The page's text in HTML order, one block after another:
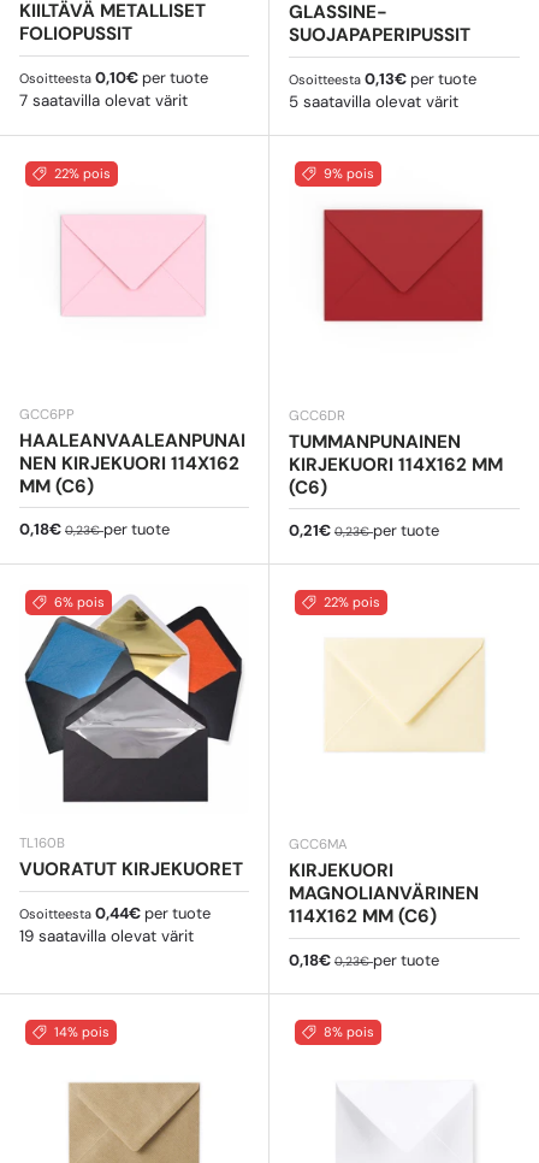
KIILTÄVÄ METALLISET
FOLIOPUSSIT
Normaali hinta
Osoitteesta 0,10€ per tuote
7 saatavilla olevat värit
GLASSINE-
SUOJAPAPERIPUSSIT
Normaali hinta
Osoitteesta 0,13€ per tuote
5 saatavilla olevat värit
22% pois
GCC6PP
HAALEANVAALEANPUNAI
NEN KIRJEKUORI 114X162
MM (C6)
Myyntihinta
0,18€ Normaali hinta
0,23€per tuote
9% pois
GCC6DR
TUMMANPUNAINEN
KIRJEKUORI 114X162 MM
(C6)
Myyntihinta
0,21€ Normaali hinta
0,23€per tuote
6% pois
TL160B
VUORATUT KIRJEKUORET
Normaali hinta
Osoitteesta 0,44€ per tuote
19 saatavilla olevat värit
22% pois
GCC6MA
KIRJEKUORI
MAGNOLIANVÄRINEN
114X162 MM (C6)
Myyntihinta
0,18€ Normaali hinta
0,23€per tuote
14% pois 8% pois